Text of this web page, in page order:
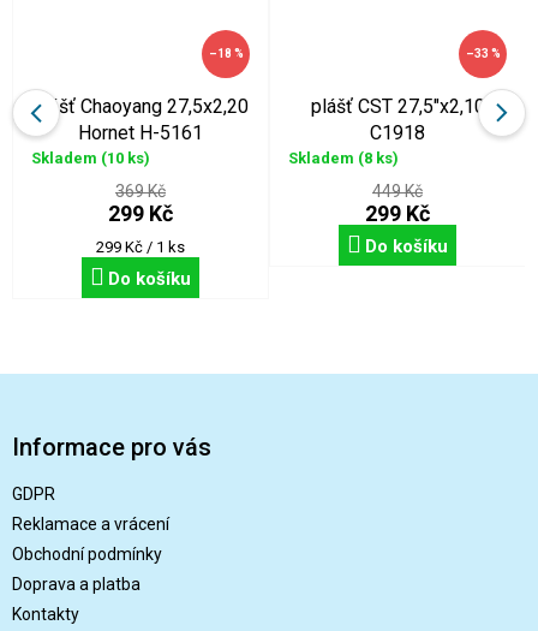
–18 %
plášť Chaoyang 27,5x2,20
Hornet H-5161
Skladem (10 ks)
369 Kč
299 Kč
Měrná
cena:
299 Kč / 1 ks
Do košíku
–33 %
plášť CST 27,5"x2,10
C1918
Skladem (8 ks)
449 Kč
299 Kč
Do košíku
Informace pro vás
GDPR
Reklamace a vrácení
Obchodní podmínky
Doprava a platba
Kontakty